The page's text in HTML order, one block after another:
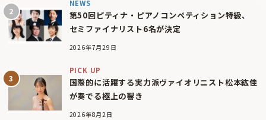
NEWS
第50回ピティナ・ピアノコンペティション特級、
セミファイナリスト6名が決定
2026年7月29日
PICK UP
国際的に活躍する実力派ヴァイオリニスト松本紘佳
が奏でる極上の響き
2026年8月2日